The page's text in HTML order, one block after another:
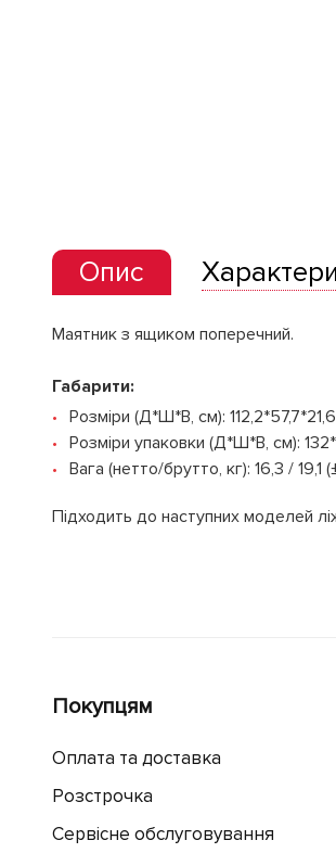
Опис
Маятник з ящиком поперечний.
Габарити:
Розміри (Д*Ш*В, см):
Розміри упаковки (Д*Ш*В, см):
Вага (нетто/брутто, кг): 16,3 / 19,1
Підходить до наступних моделей
Покупцям
Оплата та доставка
Розстрочка
Сервісне обслуговування